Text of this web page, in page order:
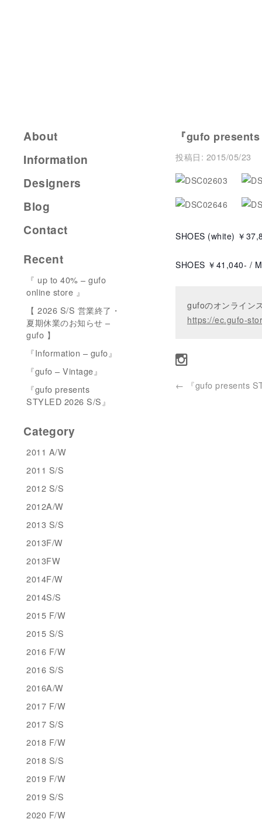
『gufo
投稿日: 2015/05/23
SHOES (white) ￥
SHOES ￥41,040- /
gufoのオンライン
https://ec.gufo-
← 『gufo presents
About
Information
Designers
Blog
Contact
Recent
『 up to 40% – gufo
online store 』
【 2026 S/S 営業終了・
夏期休業のお知らせ –
gufo 】
『Information – gufo』
『gufo – Vintage』
『gufo presents
STYLED 2026 S/S』
Category
2011 A/W
2011 S/S
2012 S/S
2012A/W
2013 S/S
2013F/W
2013FW
2014F/W
2014S/S
2015 F/W
2015 S/S
2016 F/W
2016 S/S
2016A/W
2017 F/W
2017 S/S
2018 F/W
2018 S/S
2019 F/W
2019 S/S
2020 F/W